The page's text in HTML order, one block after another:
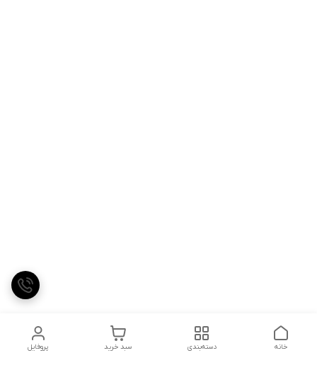
پروفایل سبد خرید دسته‌بندی خانه